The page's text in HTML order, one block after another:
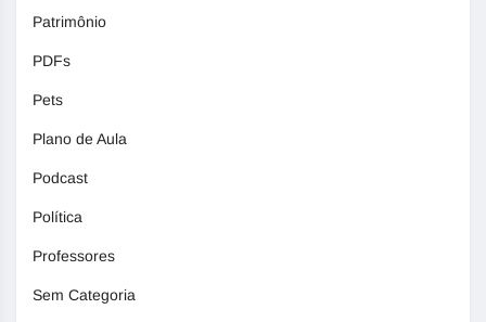
Patrimônio
PDFs
Pets
Plano de Aula
Podcast
Política
Professores
Sem Categoria